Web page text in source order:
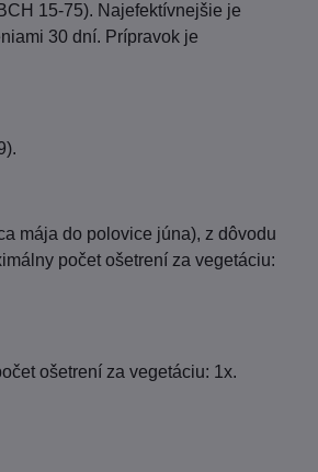
15-75). Najefektívnejšie je
30 dní. Prípravok je
mája do polovice júna), z dôvodu
počet ošetrení za vegetáciu:
ošetrení za vegetáciu: 1x.